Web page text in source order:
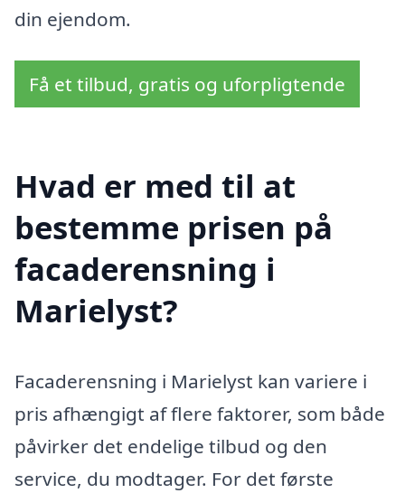
din ejendom.
Få et tilbud, gratis og uforpligtende
Hvad er med til at
bestemme prisen på
facaderensning i
Marielyst?
Facaderensning i Marielyst kan variere i
pris afhængigt af flere faktorer, som både
påvirker det endelige tilbud og den
service, du modtager. For det første